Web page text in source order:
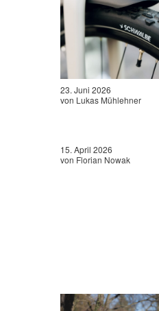
23. Juni 2026
von Lukas Mühlehner
15. April 2026
von Florian Nowak